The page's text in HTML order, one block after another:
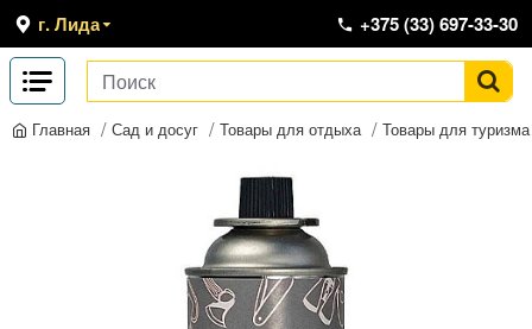
г. Лида +375 (33) 697-33-30
Главная Сад и досуг Товары для отдыха Товары для туризма